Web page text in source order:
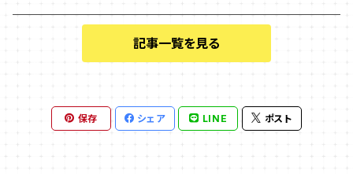
記事一覧を見る
保存 シェア LINE ポスト